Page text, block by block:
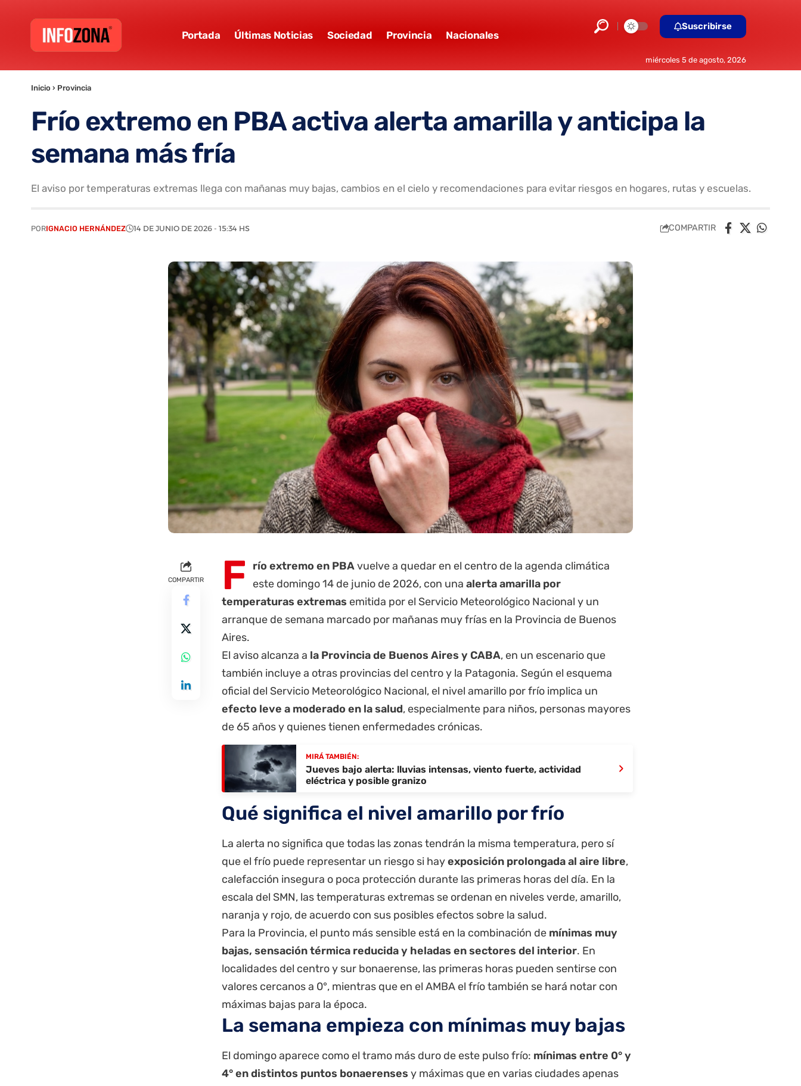
Portada Últimas Noticias Sociedad Provincia Nacionales
Suscribirse
miércoles 5 de agosto, 2026
Inicio › Provincia
Frío extremo en PBA activa alerta amarilla y anticipa la
semana más fría
El aviso por temperaturas extremas llega con mañanas muy bajas, cambios en el cielo y recomendaciones para evitar riesgos en hogares, rutas y escuelas.
PORIGNACIO HERNÁNDEZ 14 DE JUNIO DE 2026 - 15:34 HS COMPARTIR
COMPARTIR F río extremo en PBAvuelve a quedar en el centro de la agenda climática
este domingo 14 de junio de 2026, con una alerta amarilla por
temperaturas extremas emitida por el Servicio Meteorológico Nacional y un
arranque de semana marcado por mañanas muy frías en la Provincia de Buenos
Aires.
El aviso alcanza a la Provincia de Buenos Aires y CABA, en un escenario que
también incluye a otras provincias del centro y la Patagonia. Según el esquema
oficial del Servicio Meteorológico Nacional, el nivel amarillo por frío implica un
efecto leve a moderado en la salud, especialmente para niños, personas mayores
de 65 años y quienes tienen enfermedades crónicas.
MIRÁ TAMBIÉN:
Jueves bajo alerta: lluvias intensas, viento fuerte, actividad
eléctrica y posible granizo
›
Qué significa el nivel amarillo por frío
La alerta no significa que todas las zonas tendrán la misma temperatura, pero sí
que el frío puede representar un riesgo si hayexposición prolongada al aire libre,
calefacción insegura o poca protección durante las primeras horas del día. En la
escala del SMN, las temperaturas extremas se ordenan en niveles verde, amarillo,
naranja y rojo, de acuerdo con sus posibles efectos sobre la salud.
Para la Provincia, el punto más sensible está en la combinación de mínimas muy
bajas, sensación térmica reducida y heladas en sectores del interior. En
localidades del centro y sur bonaerense, las primeras horas pueden sentirse con
valores cercanos a 0°, mientras que en el AMBA el frío también se hará notar con
máximas bajas para la época.
La semana empieza con mínimas muy bajas
El domingo aparece como el tramo más duro de este pulso frío: mínimas entre 0° y
4° en distintos puntos bonaerenses y máximas que en varias ciudades apenas